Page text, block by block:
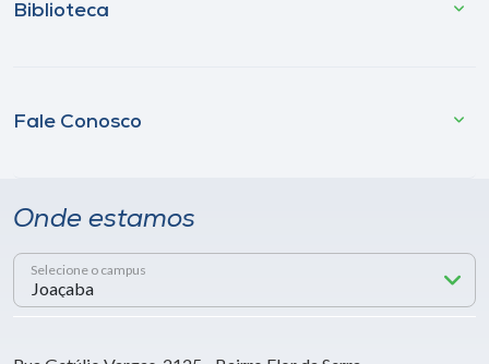
Biblioteca
Fale Conosco
Onde estamos
Selecione o campus